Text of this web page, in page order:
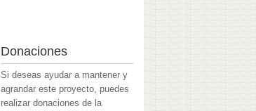
Donaciones
Si deseas ayudar a mantener y
agrandar este proyecto, puedes
realizar donaciones de la